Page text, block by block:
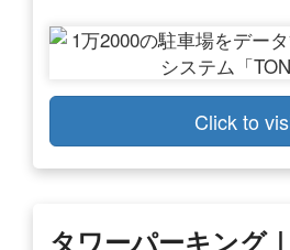
Click to
タワーパーキング